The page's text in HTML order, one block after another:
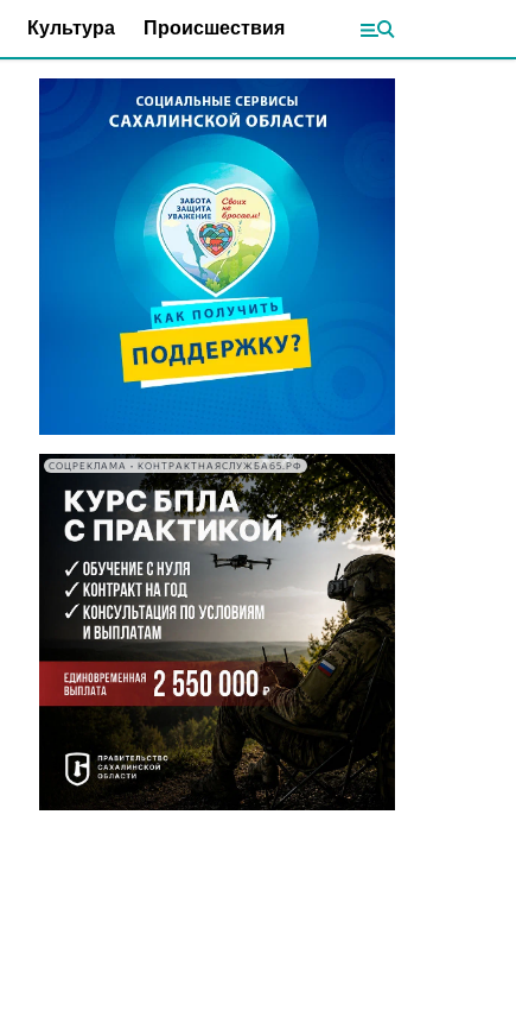
Культура Происшествия
СОЦРЕКЛАМА • КОНТРАКТНАЯСЛУЖБА65.РФ